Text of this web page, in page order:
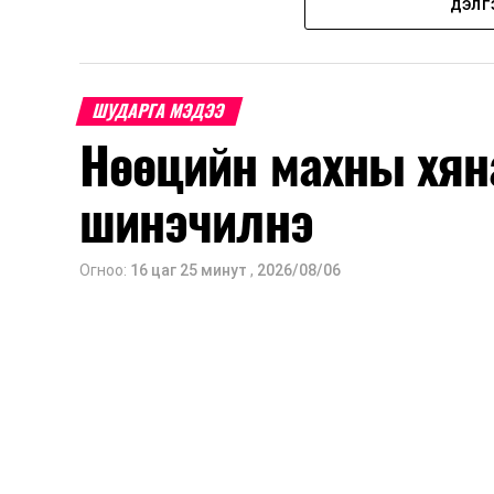
албан татварыг тэглэх шаардлага
Улс уг хоригт хамрагдахгүй
Тэрбээр шатахууны нөөц, түгээлтийн
дараа анх удаа хэрэгжиж буй
явцыг Засгийн газар болон олон
ШУДАРГА МЭДЭЭ
Нөөцийн махны
шинэчилнэ
Огноо: 16 цаг 25 минут , 2026/08/06